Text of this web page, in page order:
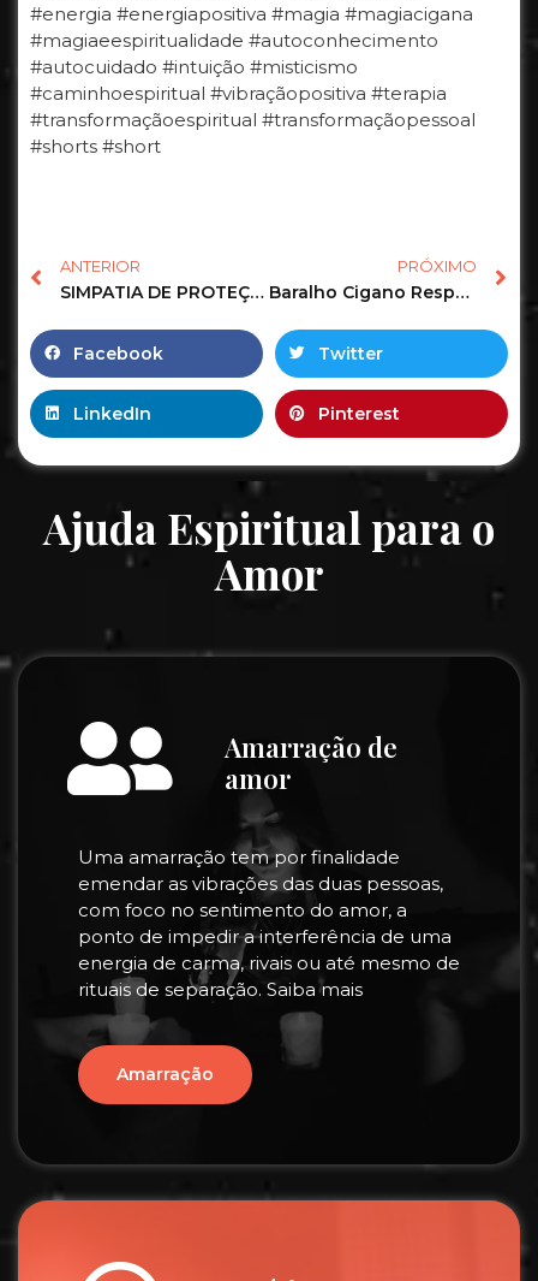
#energia #energiapositiva #magia #magiacigana
#magiaeespiritualidade #autoconhecimento
#autocuidado #intuição #misticismo
#caminhoespiritual #vibraçãopositiva #terapia
#transformaçãoespiritual #transformaçãopessoal
#shorts #short
ANTERIOR
SIMPATIA DE PROTEÇÃO! – PROGRAMA WAGNER DORIM NA VIBE MUNDIAL!
PRÓXIMO
Baralho Cigano Responde o Tarot Revela as Previsões pra você! #tarot #tarotonline #tarotreading 121
Facebook Twitter
LinkedIn Pinterest
Ajuda Espiritual para o
Amor
Amarração de
amor
Uma amarração tem por finalidade
emendar as vibrações das duas pessoas,
com foco no sentimento do amor, a
ponto de impedir a interferência de uma
energia de carma, rivais ou até mesmo de
rituais de separação. Saiba mais
Amarração